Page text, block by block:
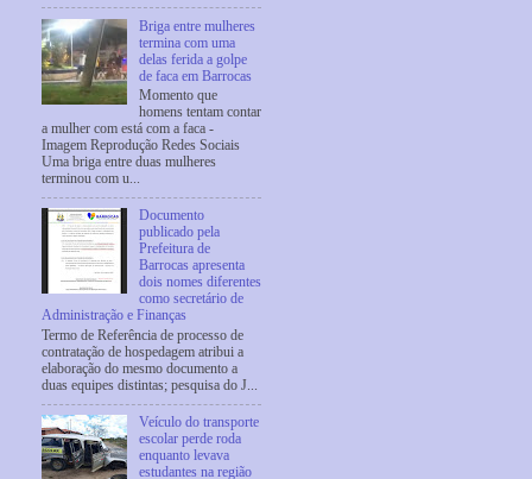
Briga entre mulheres
termina com uma
delas ferida a golpe
de faca em Barrocas
Momento que
homens tentam contar
a mulher com está com a faca -
Imagem Reprodução Redes Sociais
Uma briga entre duas mulheres
terminou com u...
Documento
publicado pela
Prefeitura de
Barrocas apresenta
dois nomes diferentes
como secretário de
Administração e Finanças
Termo de Referência de processo de
contratação de hospedagem atribui a
elaboração do mesmo documento a
duas equipes distintas; pesquisa do J...
Veículo do transporte
escolar perde roda
enquanto levava
estudantes na região